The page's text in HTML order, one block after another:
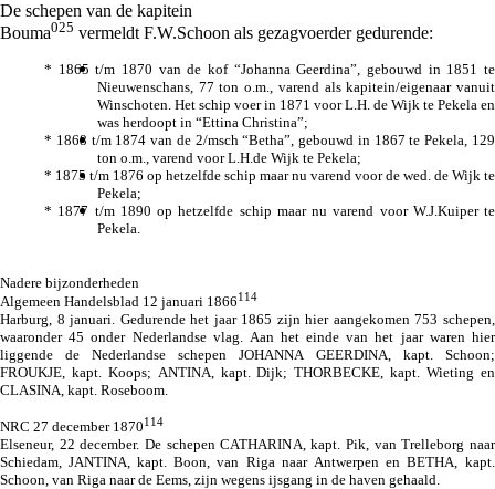
De schepen van de kapitein
Bouma025 vermeldt F.W.Schoon als gezagvoerder gedurende:
* 1865 t/m 1870 van de kof “Johanna Geerdina”, gebouwd in 1851 te
Nieuwenschans, 77 ton o.m., varend als kapitein/eigenaar vanuit
Winschoten. Het schip voer in 1871 voor L.H. de Wijk te Pekela en
was herdoopt in “Ettina Christina”;
* 1868 t/m 1874 van de 2/msch “Betha”, gebouwd in 1867 te Pekela, 129
ton o.m., varend voor L.H.de Wijk te Pekela;
* 1875 t/m 1876 op hetzelfde schip maar nu varend voor de wed. de Wijk te
Pekela;
* 1877 t/m 1890 op hetzelfde schip maar nu varend voor W.J.Kuiper te
Pekela.
Nadere bijzonderheden
Algemeen Handelsblad 12 januari 1866114
Harburg, 8 januari. Gedurende het jaar 1865 zijn hier aangekomen 753 schepen,
waaronder 45 onder Nederlandse vlag. Aan het einde van het jaar waren hier
liggende de Nederlandse schepen JOHANNA GEERDINA, kapt. Schoon;
FROUKJE, kapt. Koops; ANTINA, kapt. Dijk; THORBECKE, kapt. Wieting en
CLASINA, kapt. Roseboom.
NRC 27 december 1870114
Elseneur, 22 december. De schepen CATHARINA, kapt. Pik, van Trelleborg naar
Schiedam, JANTINA, kapt. Boon, van Riga naar Antwerpen en BETHA, kapt.
Schoon, van Riga naar de Eems, zijn wegens ijsgang in de haven gehaald.